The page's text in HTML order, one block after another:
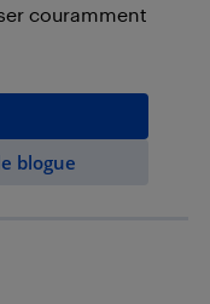
couramment
blogue